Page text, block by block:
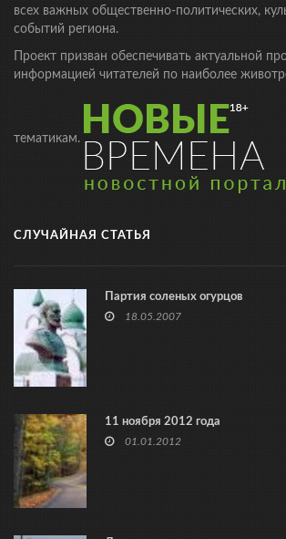
всех важных общественно-политических,
событий региона.
Проект призван обеспечивать актуальной
информацией читателей по наиболее
тематикам.
СЛУЧАЙНАЯ СТАТЬЯ
Партия соленых огурцов
18.05.2007
11 ноября 2012 года
01.01.2012